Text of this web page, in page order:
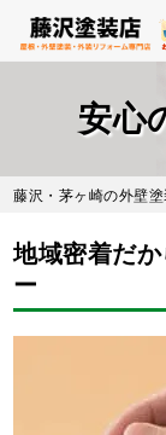
安心
藤沢・茅ヶ崎の外壁塗
地域密着だ
ー